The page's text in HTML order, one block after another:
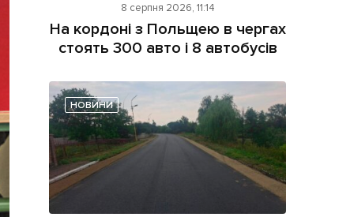
8 серпня 2026, 11:14
На кордоні з Польщею в чергах
стоять 300 авто і 8 автобусів
НОВИНИ